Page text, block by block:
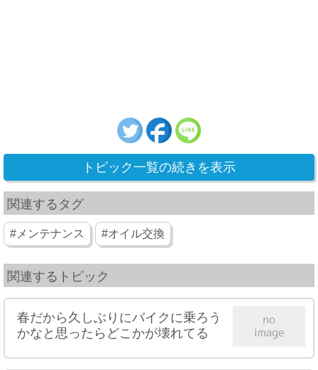
トピック一覧の続きを表示
関連するタグ
#メンテナンス #オイル交換
関連するトピック
春だから久しぶりにバイクに乗ろう
かなと思ったらどこかが壊れてる